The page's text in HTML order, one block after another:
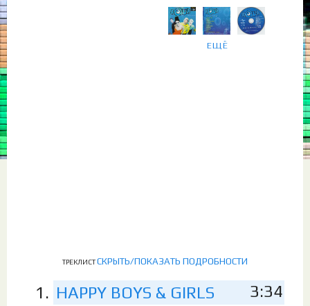
ЕЩЁ
ТРЕКЛИСТСКРЫТЬ/ПОКАЗАТЬ ПОДРОБНОСТИ
HAPPY BOYS & GIRLS
3:34